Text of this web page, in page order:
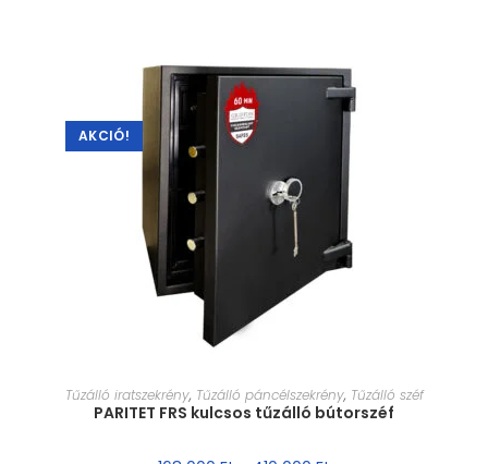
AKCIÓ!
MÉRET VÁLASZTÁSA
Tűzálló iratszekrény, Tűzálló páncélszekrény, Tűzálló széf
PARITET FRS kulcsos tűzálló bútorszéf